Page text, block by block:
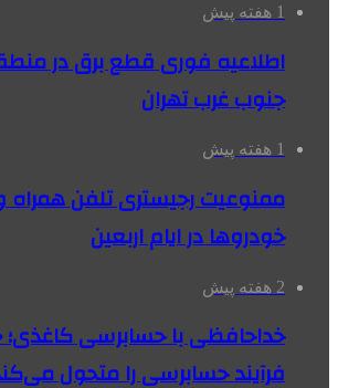
1 هفته پیش
اطلاعیه فوری قطع برق در
جنوب غرب تهران
1 هفته پیش
ممنوعیت رجیستری تلفن همراه
خودروها در ایام اربعین
2 هفته پیش
خداحافظی با حسابرسی
فرآیند حسابرسی را متحول